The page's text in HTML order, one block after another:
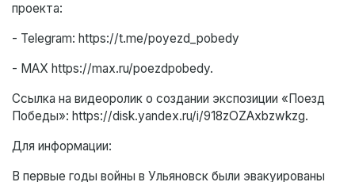
проекта:
- Telegram: https://t.me/poyezd_pobedy
- МАХ https://max.ru/poezdpobedy.
Ссылка на видеоролик о создании экспозиции «Поезд
Победы»: https://disk.yandex.ru/i/918zOZAxbzwkzg.
Для информации:
В первые годы войны в Ульяновск были эвакуированы